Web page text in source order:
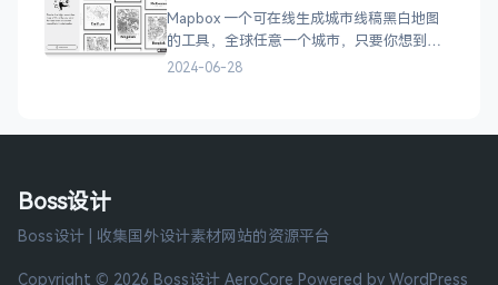
Mapbox 一个可在线生成城市线稿黑白地图
的工具，全球任意一个城市，只要你想到的
城市，直接搜索城市名称，自动生成该城市
2024-06-28
Boss设计
Boss设计 | 收集国外设计素材网站的资源平台
Copyright © 2026 Boss设计 AeroCore Powered by WordPress